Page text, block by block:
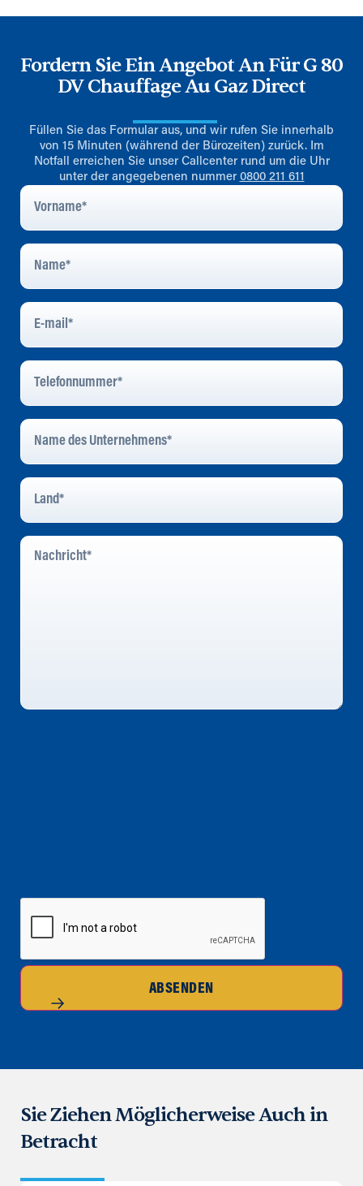
Fordern Sie Ein Angebot An Für G 80
DV Chauffage Au Gaz Direct
Füllen Sie das Formular aus, und wir rufen Sie innerhalb
von 15 Minuten (während der Bürozeiten) zurück. Im
Notfall erreichen Sie unser Callcenter rund um die Uhr
unter der angegebenen nummer 0800 211 611
Vorname
Name
E-
Mail*
Telefonnummer
Name
Des
Unternehmens
Land
Nachricht
CAPTCHA
ABSENDEN
Sie Ziehen Möglicherweise Auch in
Betracht